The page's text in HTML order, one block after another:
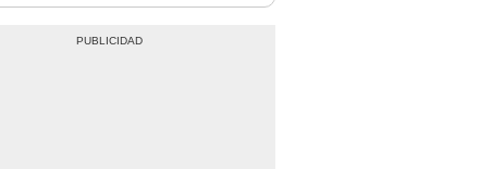
cuatro países de